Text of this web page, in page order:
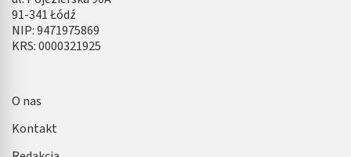
91-341 Łódź
NIP: 9471975869
KRS: 0000321925
O nas
Kontakt